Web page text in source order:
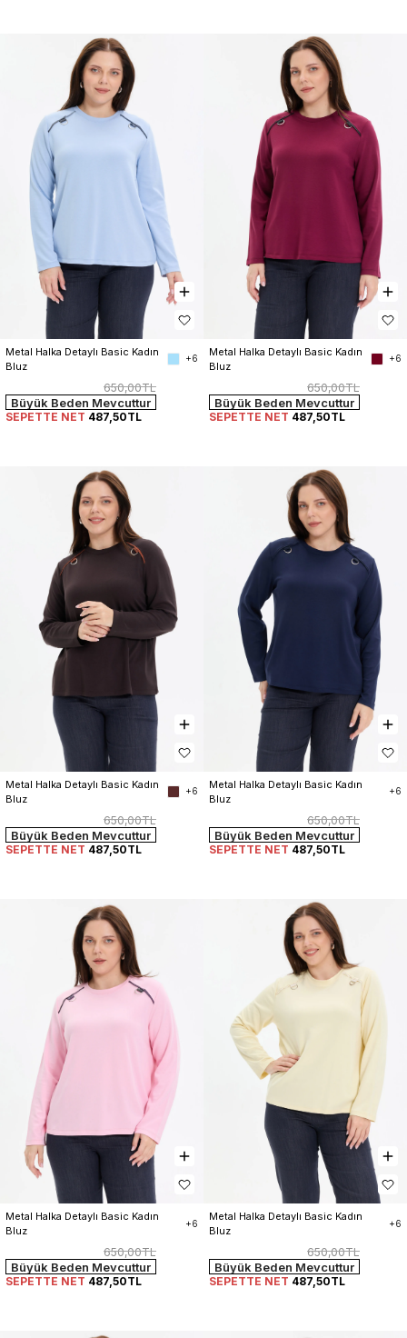
Metal Halka Detaylı Basic Kadın
Bluz
+6
650,00TL
Büyük Beden Mevcuttur
SEPETTE NET 487,50TL
Metal Halka Detaylı Basic Kadın
Bluz
+6
650,00TL
Büyük Beden Mevcuttur
SEPETTE NET 487,50TL
Metal Halka Detaylı Basic Kadın
Bluz
+6
650,00TL
Büyük Beden Mevcuttur
SEPETTE NET 487,50TL
Metal Halka Detaylı Basic Kadın
Bluz
+6
650,00TL
Büyük Beden Mevcuttur
SEPETTE NET 487,50TL
Metal Halka Detaylı Basic Kadın
Bluz
+6
650,00TL
Büyük Beden Mevcuttur
SEPETTE NET 487,50TL
Metal Halka Detaylı Basic Kadın
Bluz
+6
650,00TL
Büyük Beden Mevcuttur
SEPETTE NET 487,50TL